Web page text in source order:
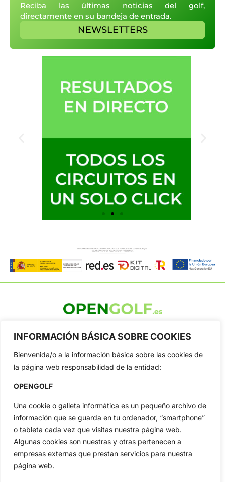
INFORMACIÓN BÁSICA SOBRE COOKIES
Bienvenida/o a la información básica sobre las cookies de
la página web responsabilidad de la entidad:
OPENGOLF
Una cookie o galleta informática es un pequeño archivo de
información que se guarda en tu ordenador, “smartphone”
o tableta cada vez que visitas nuestra página web.
Algunas cookies son nuestras y otras pertenecen a
empresas externas que prestan servicios para nuestra
página web.
Reciba las últimas noticias del golf,
directamente en su bandeja de entrada.
NEWSLETTERS
profesional y amateur, resultados en directo, vídeos, noticias,
Tour...
Categorias
Inicio
Amateurs
Circuitos
Especiales
Reglas
Vídeos
De Interés
Compañía
Aviso Legal